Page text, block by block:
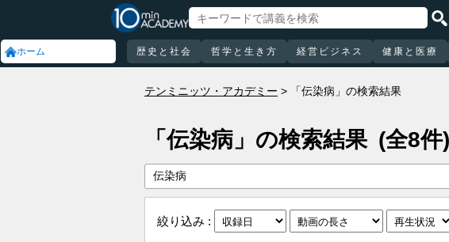
ホーム 歴史と社会 哲学と生き方 経営ビジネス 健康と医療
テンミニッツ・アカデミー 「伝染病」の検索結果
「伝染病」の検索結果 (全8件)
絞り込み :